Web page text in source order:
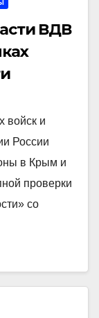
ВДВ
войск и
России
в Крым и
проверки
со